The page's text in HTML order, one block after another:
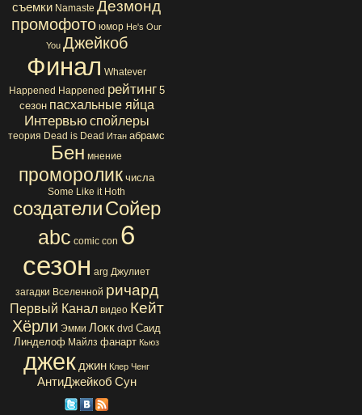
съемки Namaste Дезмонд
промофото юмор He's Our
You Джейкоб
Финал Whatever
Happened Happened рейтинг 5
сезон пасхальные яйца
Интервью спойлеры
теория Dead is Dead Итан абрамс
Бен мнение
проморолик числа
Some Like it Hoth
создателиСойер
abc comic con 6
сезон arg Джулиет
загадки Вселенной ричард
Первый Канал видео Кейт
Хёрли Эмми Локк dvd Саид
Линделоф Майлз фанарт Кьюз
джек джин Клер Ченг
АнтиДжейкоб Сун